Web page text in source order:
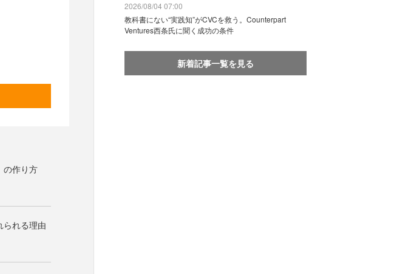
の作り方
られる理由
2026/08/04 07:00
教科書にない“実践知”がCVCを救う。Counterpart
Ventures西条氏に聞く成功の条件
新着記事一覧を見る